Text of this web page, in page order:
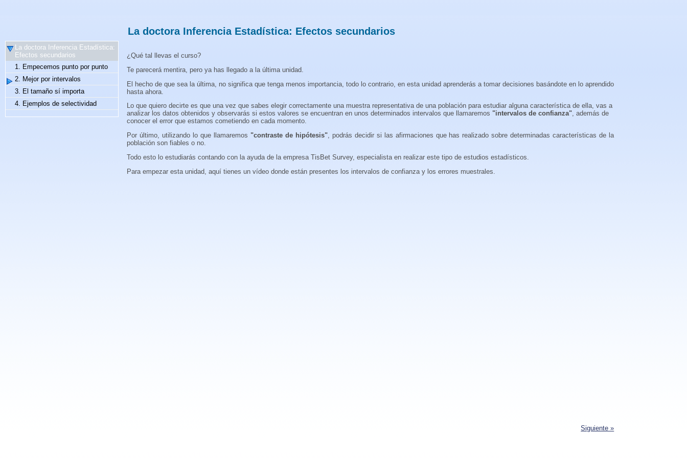
La doctora Inferencia Estadística:
Efectos secundarios
1. Empecemos punto por punto
2. Mejor por intervalos
3. El tamaño sí importa
4. Ejemplos de selectividad
La doctora Inferencia Estadística: Efectos secundarios
¿Qué tal llevas el curso?
Te parecerá mentira, pero ya has llegado a la última unidad.
El hecho de que sea la última, no significa que tenga menos importancia, todo lo contrario, en esta unidad aprenderás a tomar decisiones basándote en lo aprendido
hasta ahora.
Lo que quiero decirte es que una vez que sabes elegir correctamente una muestra representativa de una población para estudiar alguna característica de ella, vas a
analizar los datos obtenidos y observarás si estos valores se encuentran en unos determinados intervalos que llamaremos "intervalos de confianza", además de
conocer el error que estamos cometiendo en cada momento.
Por último, utilizando lo que llamaremos "contraste de hipótesis", podrás decidir si las afirmaciones que has realizado sobre determinadas características de la
población son fiables o no.
Todo esto lo estudiarás contando con la ayuda de la empresa TisBet Survey, especialista en realizar este tipo de estudios estadísticos.
Para empezar esta unidad, aquí tienes un vídeo donde están presentes los intervalos de confianza y los errores muestrales.
Siguiente »